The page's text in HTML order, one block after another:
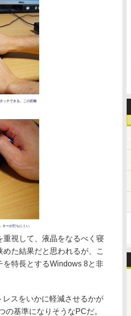
ッチできる。この距離
キーが打ちにくい
視して、液晶をなるべく寝
た結果だと思われるが、こ
特長とするWindows 8と非
スをいかに軽減させるかが
の基準になりそうなPCだ。